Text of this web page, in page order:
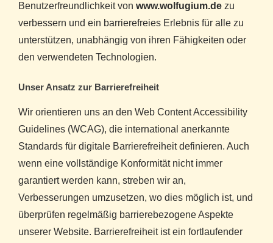
Benutzerfreundlichkeit von www.wolfugium.de zu
verbessern und ein barrierefreies Erlebnis für alle zu
unterstützen, unabhängig von ihren Fähigkeiten oder
den verwendeten Technologien.
Unser Ansatz zur Barrierefreiheit
Wir orientieren uns an den Web Content Accessibility
Guidelines (WCAG), die international anerkannte
Standards für digitale Barrierefreiheit definieren. Auch
wenn eine vollständige Konformität nicht immer
garantiert werden kann, streben wir an,
Verbesserungen umzusetzen, wo dies möglich ist, und
überprüfen regelmäßig barrierebezogene Aspekte
unserer Website. Barrierefreiheit ist ein fortlaufender